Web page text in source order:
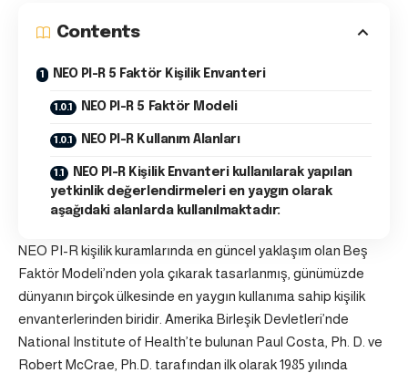
Contents
NEO PI-R 5 Faktör Kişilik Envanteri
NEO PI-R 5 Faktör Modeli
NEO PI-R Kullanım Alanları
NEO PI-R Kişilik Envanteri kullanılarak yapılan
yetkinlik değerlendirmeleri en yaygın olarak
aşağıdaki alanlarda kullanılmaktadır:
NEO PI-R kişilik kuramlarında en güncel yaklaşım olan Beş
Faktör Modeli’nden yola çıkarak tasarlanmış, günümüzde
dünyanın birçok ülkesinde en yaygın kullanıma sahip kişilik
envanterlerinden biridir. Amerika Birleşik Devletleri’nde
National Institute of Health’te bulunan Paul Costa, Ph. D. ve
Robert McCrae, Ph.D. tarafından ilk olarak 1985 yılında